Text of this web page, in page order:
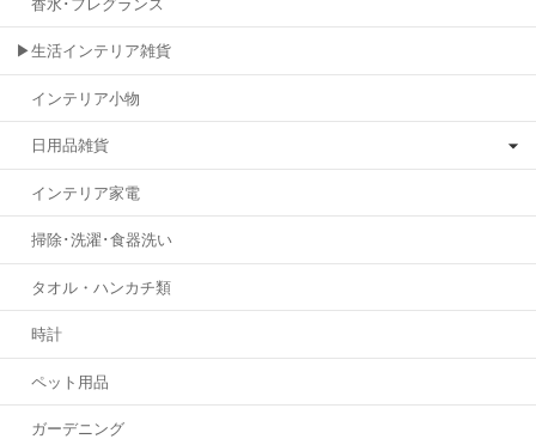
香水･フレグランス
▶生活インテリア雑貨
インテリア小物
日用品雑貨
インテリア家電
掃除･洗濯･食器洗い
タオル・ハンカチ類
時計
ペット用品
ガーデニング